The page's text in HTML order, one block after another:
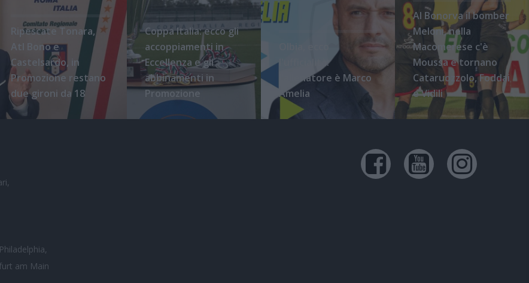
Ripescate Tonara,
Atl Bono e
Castelsardo, in
Promozione restano
due gironi da 18
Coppa Italia: ecco gli
accoppiamenti in
Eccellenza e gli
abbinamenti in
Promozione
l'ufficialità:
l'allenatore è Marco
Amelia
Al Bonorva il bomber
Meloni, nella
Macomerese c'è
Moussa e tornano
Cataruozzolo, Foddai
e Vidili
am Main